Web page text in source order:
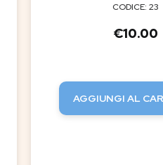
CODICE: 23
€10.00
AGGIUNGI AL